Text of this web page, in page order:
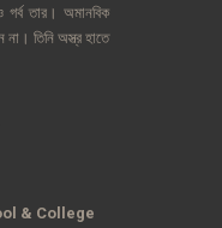
গর্ব তার। অমানবিক
না। তিনি অস্ত্র হাতে
& College